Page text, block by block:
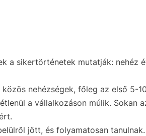
a sikertörténetek mutatják: nehéz
nehézségek, főleg az első 5-
a vállalkozáson múlik. Sokan
jött, és folyamatosan tanulnak.